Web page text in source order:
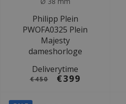
Philipp Plein
PWOFA0325 Plein
Majesty
dameshorloge
Deliverytime
€450 €399